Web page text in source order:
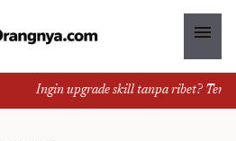
menu
Ingin upgrade skill tanpa ribet?